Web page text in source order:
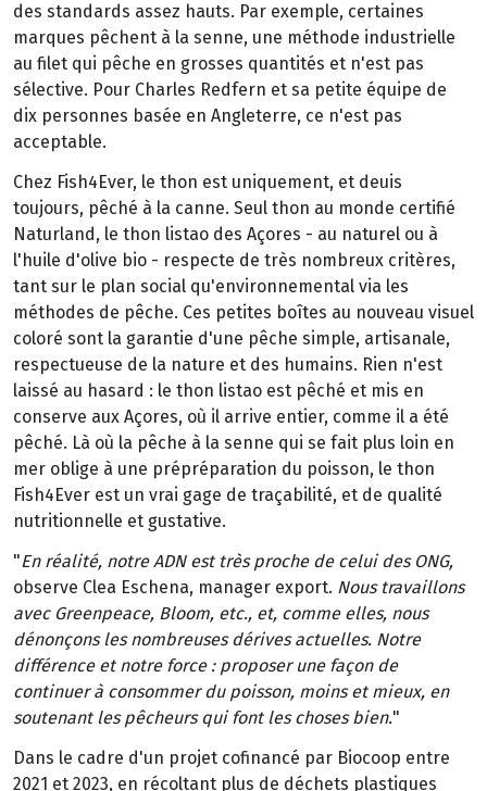
des standards assez hauts. Par exemple, certaines
marques pêchent à la senne, une méthode industrielle
au filet qui pêche en grosses quantités et n'est pas
sélective. Pour Charles Redfern et sa petite équipe de
dix personnes basée en Angleterre, ce n'est pas
acceptable.
Chez Fish4Ever, le thon est uniquement, et deuis
toujours, pêché à la canne. Seul thon au monde certifié
Naturland, le thon listao des Açores - au naturel ou à
l'huile d'olive bio - respecte de très nombreux critères,
tant sur le plan social qu'environnemental via les
méthodes de pêche. Ces petites boîtes au nouveau visuel
coloré sont la garantie d'une pêche simple, artisanale,
respectueuse de la nature et des humains. Rien n'est
laissé au hasard : le thon listao est pêché et mis en
conserve aux Açores, où il arrive entier, comme il a été
pêché. Là où la pêche à la senne qui se fait plus loin en
mer oblige à une prépréparation du poisson, le thon
Fish4Ever est un vrai gage de traçabilité, et de qualité
nutritionnelle et gustative.
"En réalité, notre ADN est très proche de celui des ONG,
observe Clea Eschena, manager export. Nous travaillons
avec Greenpeace, Bloom, etc., et, comme elles, nous
dénonçons les nombreuses dérives actuelles. Notre
différence et notre force : proposer une façon de
continuer à consommer du poisson, moins et mieux, en
soutenant les pêcheurs qui font les choses bien."
Dans le cadre d'un projet cofinancé par Biocoop entre
2021 et 2023, en récoltant plus de déchets plastiques